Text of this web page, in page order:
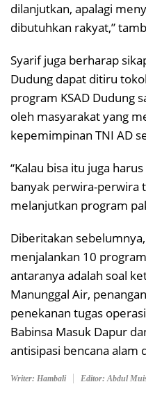
dilanjutkan, apalagi
dibutuhkan rakyat,”
Syarif juga berharap
Dudung dapat ditiru
program KSAD Dudung
oleh masyarakat yang
kepemimpinan TNI AD
“Kalau bisa itu juga
banyak perwira-perwira
melanjutkan program
Diberitakan
menjalankan 10
antaranya adalah soal
Manunggal Air,
penekanan tugas
Babinsa Masuk Dapur
antisipasi bencana alam
Writer: Hambali Editor: Abdul